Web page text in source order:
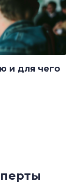
и для чего